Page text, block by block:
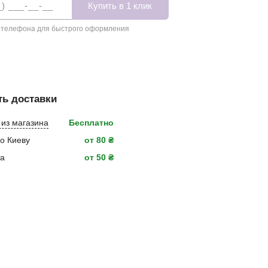
для быстрого оформления
доставки
магазина
Бесплатно
Киеву
от 80 ₴
от 50 ₴